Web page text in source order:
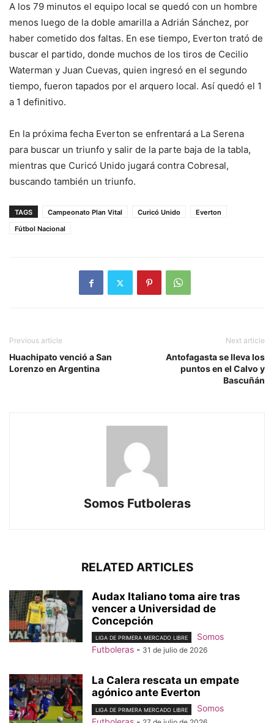
A los 79 minutos el equipo local se quedó con un hombre
menos luego de la doble amarilla a Adrián Sánchez, por
haber cometido dos faltas. En ese tiempo, Everton trató de
buscar el partido, donde muchos de los tiros de Cecilio
Waterman y Juan Cuevas, quien ingresó en el segundo
tiempo, fueron tapados por el arquero local. Así quedó el 1
a 1 definitivo.
En la próxima fecha Everton se enfrentará a La Serena
para buscar un triunfo y salir de la parte baja de la tabla,
mientras que Curicó Unido jugará contra Cobresal,
buscando también un triunfo.
TAGS Campeonato Plan Vital Curicó Unido
Everton
Fútbol Nacional
Previous article
Huachipato venció a San
Lorenzo en Argentina
Next article
Antofagasta se lleva los
puntos en el Calvo y
Bascuñán
Somos Futboleras
RELATED ARTICLES
Audax Italiano toma aire tras
vencer a Universidad de
Concepción
LIGA DE PRIMERA MERCADO LIBRE
Somos
Futboleras - 31 de julio de 2026
La Calera rescata un empate
agónico ante Everton
LIGA DE PRIMERA MERCADO LIBRE
Somos